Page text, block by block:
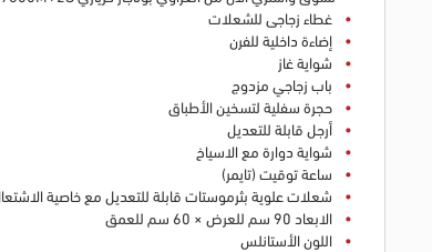
غطاء زجاجى للشعلات
إضاءة داخلية للفرن
شواية غاز
باب زجاجي مزدوج
حجرة سفلية لتسخين الأطباق
أرجل قابلة للتعديل
شواية دوارة مع الاسياخ
ساعة توقيت (تايمر)
شعلات علوية بثرموستات قابلة للتعديل مع خاصية
الابعاد 90 سم للعرض × 60 سم للعمق
اللون الأستانلس